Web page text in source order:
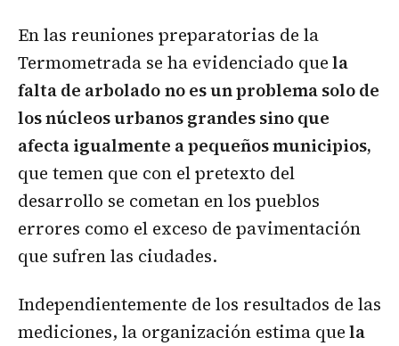
En las reuniones preparatorias de la
Termometrada se ha evidenciado quela
falta de arboladono es un problema solo de
los núcleos urbanos grandes sino que
afecta igualmente a pequeños municipios,
que temen que con el pretexto del
desarrollo se cometan en los pueblos
errores como el exceso de pavimentación
que sufren las ciudades.
Independientemente de los resultados de las
mediciones, la organización estima quela